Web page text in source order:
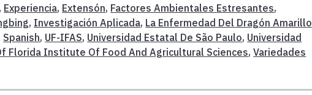
, Experiencia, Extensón, Factores Ambientales Estresantes,
, Investigación Aplicada, La Enfermedad Del Dragón Amarillo
Spanish, UF-IFAS, Universidad Estatal De São Paulo, Universidad
Florida Institute Of Food And Agricultural Sciences,Variedades